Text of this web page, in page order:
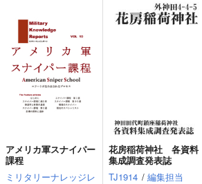
アメリカ軍スナイパー
課程
ミリタリーナレッジレ
花房稲荷神社 各資料
集成調査発表誌
TJ1914 / 編集担当